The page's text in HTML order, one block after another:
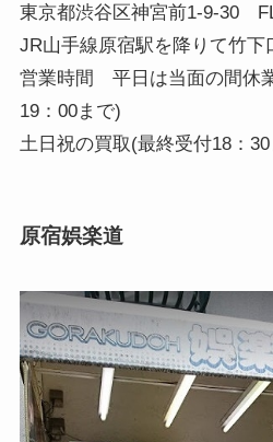
東京都渋谷区神宮前1-9-30
JR山手線原宿駅を降りて竹下
営業時間 平日は当面の間休
19：00まで)
土日祝の買取(最終受付18：
原宿娯楽道